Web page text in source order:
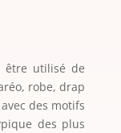
être utilisé de
robe, drap
des motifs
des plus